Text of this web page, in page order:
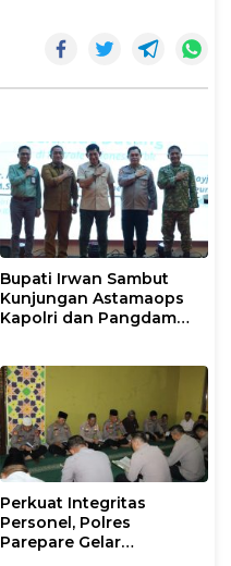
Bupati Irwan Sambut
Kunjungan Astamaops
Kapolri dan Pangdam
Perkuat Integritas
Personel, Polres
Parepare Gelar